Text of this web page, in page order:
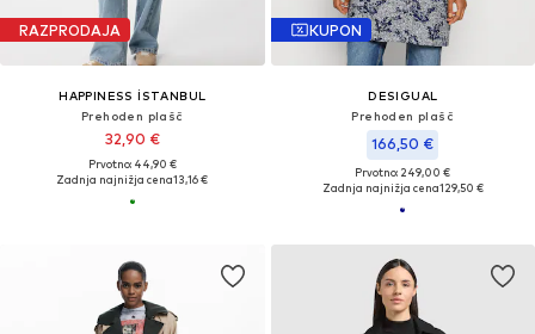
RAZPRODAJA
HAPPINESS İSTANBUL
Prehoden plašč
32,90 €
Prvotno: 44,90 €
Zadnja najnižja cena13,16 €
KUPON
DESIGUAL
Prehoden plašč
166,50 €
Prvotno: 249,00 €
Zadnja najnižja cena129,50 €